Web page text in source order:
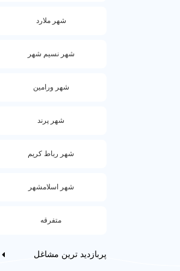
شهر ملارد
شهر نسیم شهر
شهر ورامین
شهر پرند
شهر رباط کریم
شهر اسلامشهر
متفرقه
پربازدید ترین مشاغل